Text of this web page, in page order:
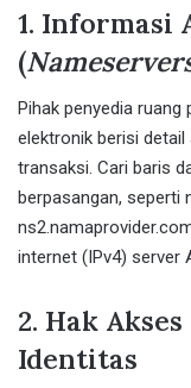
1. Informasi
(
Pihak penyedia
elektronik berisi
transaksi. Cari baris
berpasangan, seperti
internet (IPv4) server
2. Hak
Identitas